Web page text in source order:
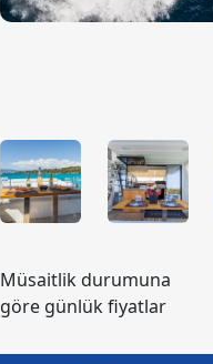
Müsaitlik durumuna
göre günlük fiyatlar